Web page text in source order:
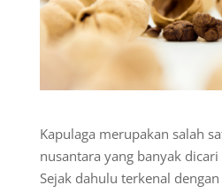
Kapulaga merupakan salah
nusantara yang banyak
Sejak dahulu terkenal